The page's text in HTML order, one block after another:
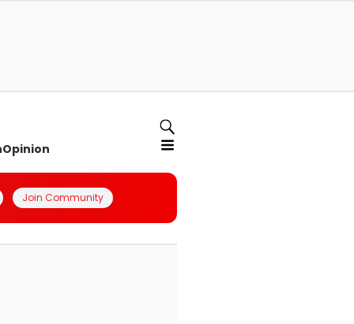
Opinion
Join Community